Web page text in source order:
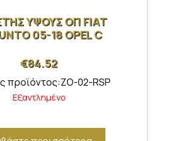
ΥΨΟΥΣ ΟΠ FIAT
05-18 OPEL C
€84.52
προϊόντος:ZO-02-RSP
Εξαντλημένο